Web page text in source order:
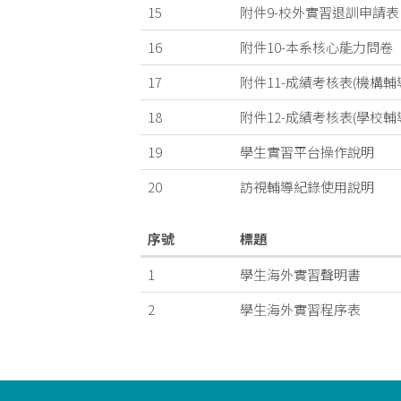
15
附件9-校外實習退訓申請表
16
附件10-本系核心能力問卷
17
附件11-成績考核表(機構輔
18
附件12-成績考核表(學校輔
19
學生實習平台操作說明
20
訪視輔導紀錄使用說明
序號
標題
1
學生海外實習聲明書
2
學生海外實習程序表